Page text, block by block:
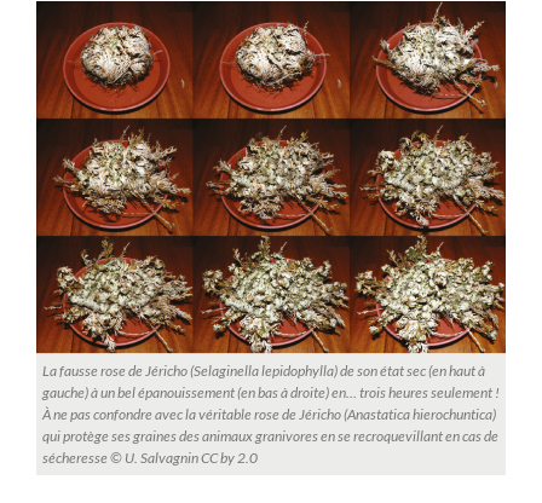
La fausse rose de Jéricho (Selaginella lepidophylla) de son état sec (en haut à
gauche) à un bel épanouissement (en bas à droite) en… trois heures seulement !
À ne pas confondre avec la véritable rose de Jéricho (Anastatica hierochuntica)
qui protège ses graines des animaux granivores en se recroquevillant en cas de
sécheresse © U. Salvagnin CC by 2.0